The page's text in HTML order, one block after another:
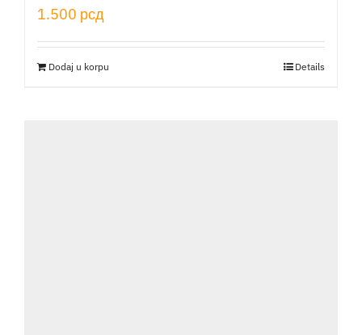
1.500 рсд
Dodaj u korpu Details